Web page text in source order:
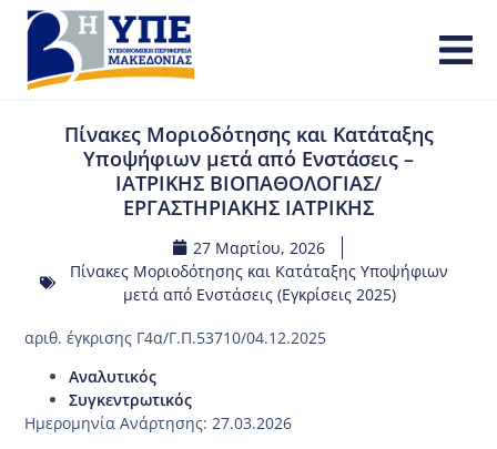
Πίνακες Μοριοδότησης και Κατάταξης
Υποψήφιων μετά από Ενστάσεις –
ΙΑΤΡΙΚΗΣ ΒΙΟΠΑΘΟΛΟΓΙΑΣ/
ΕΡΓΑΣΤΗΡΙΑΚΗΣ ΙΑΤΡΙΚΗΣ
27 Μαρτίου, 2026
Πίνακες Μοριοδότησης και Κατάταξης Υποψήφιων
μετά από Ενστάσεις (Εγκρίσεις 2025)
αριθ. έγκρισης Γ4α/Γ.Π.53710/04.12.2025
Αναλυτικός
Συγκεντρωτικός
Ημερομηνία Ανάρτησης: 27.03.2026